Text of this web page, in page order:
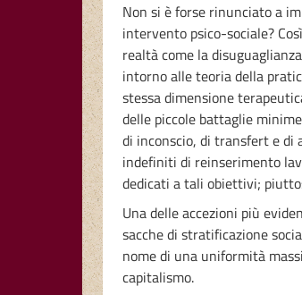
Non si è forse rinunciato a
intervento psico-sociale?
realtà come la
intorno alle teoria della
stessa dimensione
delle piccole battaglie
di inconscio, di transfert e di
indefiniti di reinserimento
dedicati a tali obiettivi;
Una delle accezioni più
sacche di stratificazione
nome di una uniformità
capitalismo.